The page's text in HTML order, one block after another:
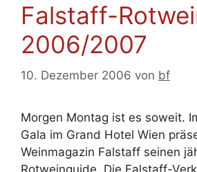
Falstaff-
2006/2007
10. Dezember 2006 von bf
Morgen Montag ist es soweit.
Gala im Grand Hotel Wien
Weinmagazin Falstaff seinen
Rotweinguide. Die Falstaff-